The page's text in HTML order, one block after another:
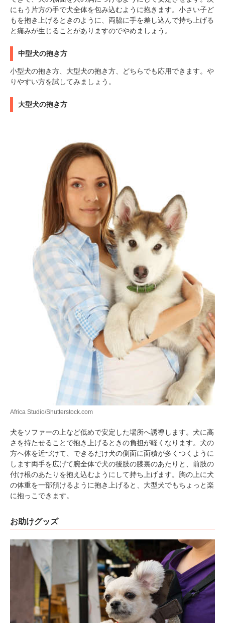
にもう片方の手で犬全体を包み込むように抱きます。小さい子ど
もを抱き上げるときのように、両脇に手を差し込んで持ち上げる
と痛みが生じることがありますのでやめましょう。
中型犬の抱き方
小型犬の抱き方、大型犬の抱き方、どちらでも応用できます。や
りやすい方を試してみましょう。
大型犬の抱き方
Africa Studio/Shutterstock.com
犬をソファーの上など低めで安定した場所へ誘導します。犬に高
さを持たせることで抱き上げるときの負担が軽くなります。犬の
方へ体を近づけて、できるだけ犬の側面に面積が多くつくように
します両手を広げて腕全体で犬の後肢の膝裏のあたりと、前肢の
付け根のあたりを抱え込むようにして持ち上げます。胸の上に犬
の体重を一部預けるように抱き上げると、大型犬でもちょっと楽
に抱っこできます。
お助けグッズ
pecodogs
いぬ部をフォロー
pecocats
ねこ部をフォロー
アプリで開く
アプリをダウンロードする